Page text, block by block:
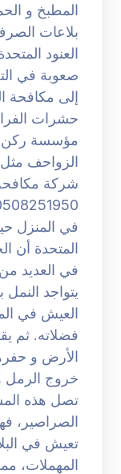
المطبخ و
بلاعات
العنود
صعوبة في
إلى مكافحة
حشرات
مؤسسة ركن
الزواحف
شركة
في المنزل
المتحدة أن
في العديد
يتواجد
العيش في
فضلاته. ثم
الأرض و
خروج الرمل
تصل هذه
الصراصير،
تعيش في
المهملات،